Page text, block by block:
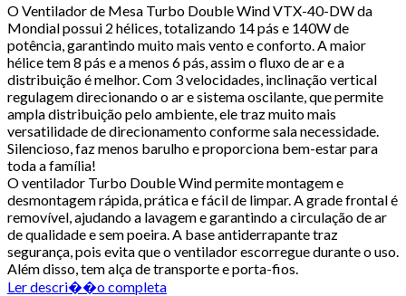
O Ventilador de Mesa Turbo Double Wind VTX-40-DW da
Mondial possui 2 hélices, totalizando 14 pás e 140W de
potência, garantindo muito mais vento e conforto. A maior
hélice tem 8 pás e a menos 6 pás, assim o fluxo de ar e a
distribuição é melhor. Com 3 velocidades, inclinação vertical
regulagem direcionando o ar e sistema oscilante, que permite
ampla distribuição pelo ambiente, ele traz muito mais
versatilidade de direcionamento conforme sala necessidade.
Silencioso, faz menos barulho e proporciona bem-estar para
toda a família!
O ventilador Turbo Double Wind permite montagem e
desmontagem rápida, prática e fácil de limpar. A grade frontal é
removível, ajudando a lavagem e garantindo a circulação de ar
de qualidade e sem poeira. A base antiderrapante traz
segurança, pois evita que o ventilador escorregue durante o uso.
Além disso, tem alça de transporte e porta-fios.
Ler descri��o completa